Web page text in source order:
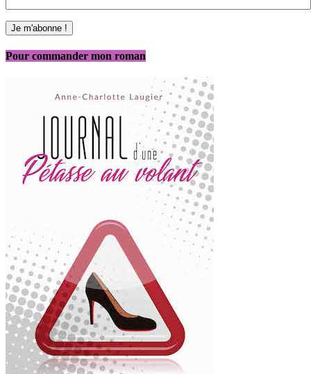
Pour commander mon roman